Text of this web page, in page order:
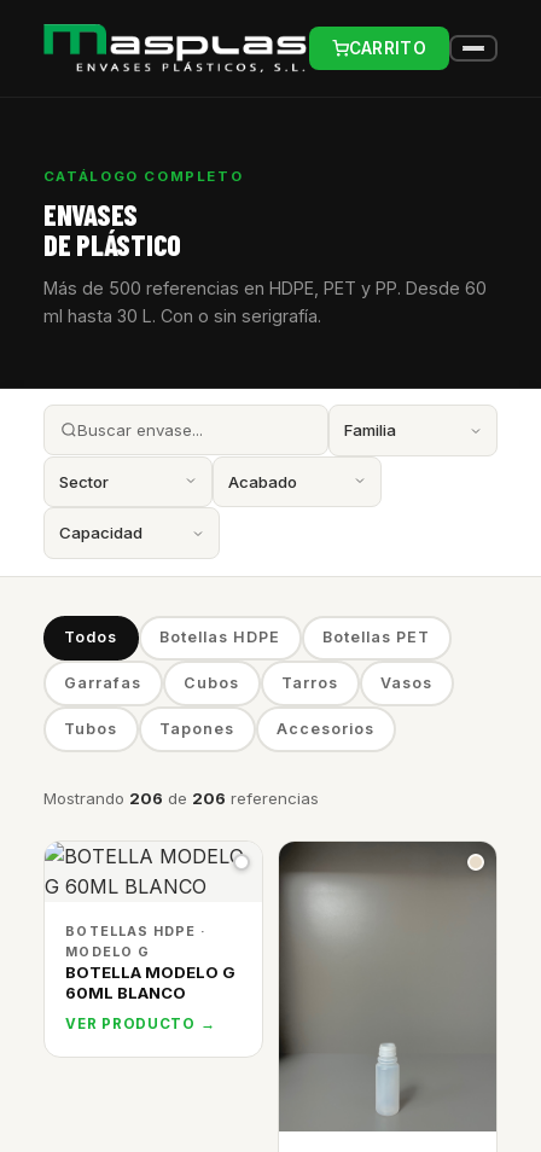
CARRITO
CATÁLOGO COMPLETO
ENVASES
DE PLÁSTICO
Más de 500 referencias en HDPE, PET y PP. Desde 60
ml hasta 30 L. Con o sin serigrafía.
Todos Botellas HDPE Botellas PET
Garrafas Cubos Tarros Vasos
Tubos Tapones Accesorios
Mostrando 206 de 206 referencias
BOTELLAS HDPE ·
MODELO G
BOTELLA MODELO G
60ML BLANCO
VER PRODUCTO →